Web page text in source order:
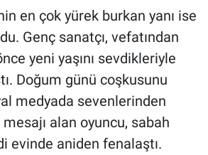
en çok yürek burkan yanı ise
Genç sanatçı, vefatından
yeni yaşını sevdikleriyle
Doğum günü coşkusunu
medyada sevenlerinden
alan oyuncu, sabah
evinde aniden fenalaştı.